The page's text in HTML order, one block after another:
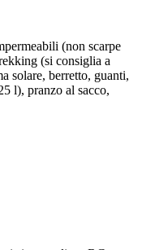
(non scarpe
(si consiglia a
solare, berretto, guanti,
l), pranzo al sacco,